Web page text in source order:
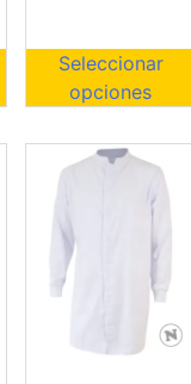
Seleccionar
opciones